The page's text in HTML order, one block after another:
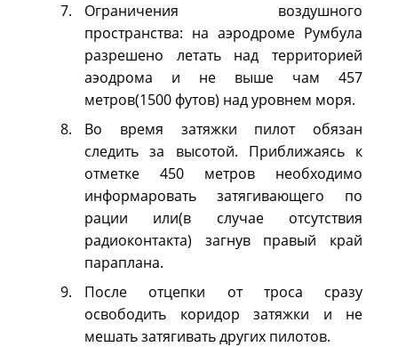
Ограничения воздушного
пространства: на аэродроме Румбула
разрешено летать над территорией
аэодрома и не выше чам 457
метров(1500 футов) над уровнем моря.
Во время затяжки пилот обязан
следить за высотой. Приближаясь к
отметке 450 метров необходимо
информаровать затягивающего по
рации или(в случае отсутствия
радиоконтакта) загнув правый край
параплана.
После отцепки от троса сразу
освободить коридор затяжки и не
мешать затягивать других пилотов.